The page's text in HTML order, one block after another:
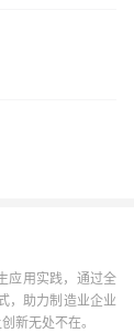
应用实践，通过全
，助力制造业企业
新无处不在。